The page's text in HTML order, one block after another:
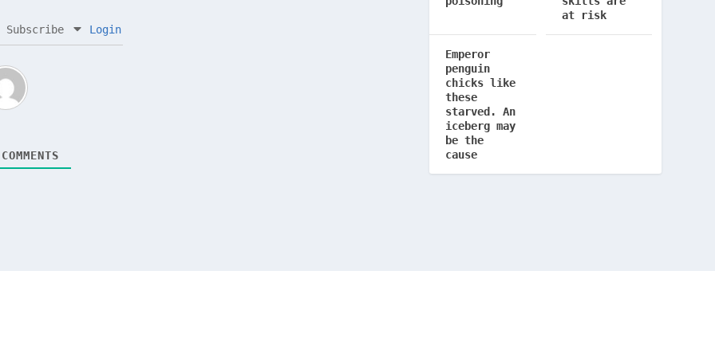
Subscribe Login
at risk
Emperor
penguin
chicks like
these
starved. An
iceberg may
be the
cause